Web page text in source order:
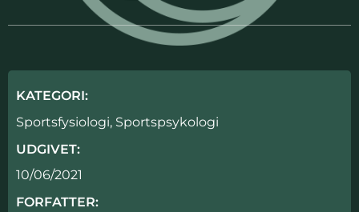
KATEGORI:
Sportsfysiologi, Sportspsykologi
UDGIVET:
10/06/2021
FORFATTER: